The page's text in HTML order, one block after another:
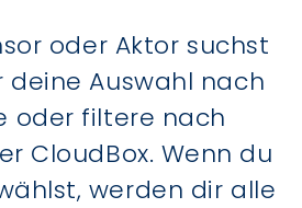
oder Aktor suchst
deine Auswahl nach
oder filtere nach
CloudBox. Wenn du
werden dir alle